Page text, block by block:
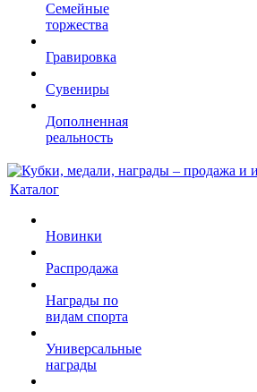
Семейные
торжества
Гравировка
Сувениры
Дополненная
реальность
Каталог
Новинки
Распродажа
Награды по
видам спорта
Универсальные
награды